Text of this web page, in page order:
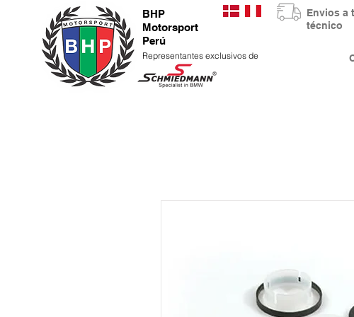
BHP
Motorsport
Perú
Representantes exclusivos de
Envios
técnico